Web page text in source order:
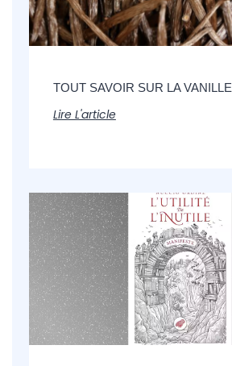
TOUT SAVOIR SUR LA VANILLE
Lire L'article